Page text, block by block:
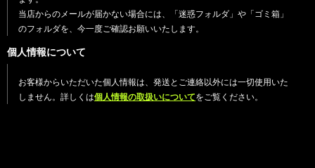
当店からのメールが届かない場合には、「迷惑フォルダ」や「ゴミ箱」
のフォルダを、今一度ご確認お願いいたします。
個人情報について
お客様からいただいた個人情報は、発送とご連絡以外には一切使用いた
しません。詳しくは個人情報の取扱いについてをご覧ください。